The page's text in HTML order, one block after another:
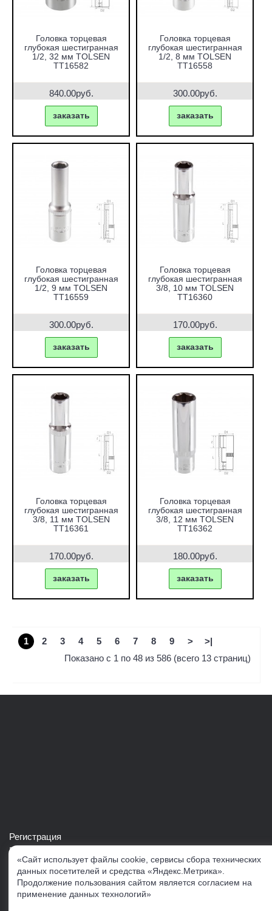
Головка торцевая
глубокая шестигранная
1/2, 32 мм TOLSEN
TT16582
840.00руб.
заказать
Головка торцевая
глубокая шестигранная
1/2, 8 мм TOLSEN
TT16558
300.00руб.
заказать
Головка торцевая
глубокая шестигранная
1/2, 9 мм TOLSEN
TT16559
300.00руб.
заказать
Головка торцевая
глубокая шестигранная
3/8, 10 мм TOLSEN
TT16360
170.00руб.
заказать
Головка торцевая
глубокая шестигранная
3/8, 11 мм TOLSEN
TT16361
170.00руб.
заказать
Головка торцевая
глубокая шестигранная
3/8, 12 мм TOLSEN
TT16362
180.00руб.
заказать
1 2 3 4 5 6 7 8 9 >
>|
Показано с 1 по 48 из 586 (всего 13 страниц)
Регистрация
Войти в свой аккаунт
Скачать каталог продукции VERTUL
Следите за нами
«Сайт использует файлы cookie, сервисы сбора технических
данных посетителей и средства «Яндекс.Метрика».
Продолжение пользования сайтом является согласием на
применение данных технологий»